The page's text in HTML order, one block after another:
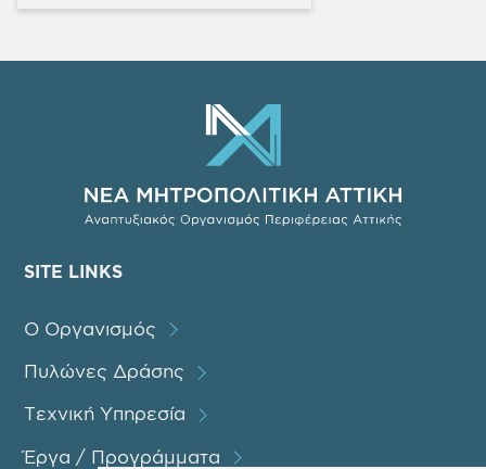
SITE LINKS
Ο Οργανισμός
Πυλώνες Δράσης
Τεχνική Υπηρεσία
Έργα / Προγράμματα